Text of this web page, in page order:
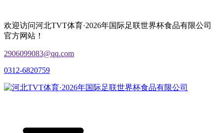
欢迎访问河北TVT体育·2026年国际足联世界杯食品有限公司
官方网站！
2906099083@qq.com
0312-6820759